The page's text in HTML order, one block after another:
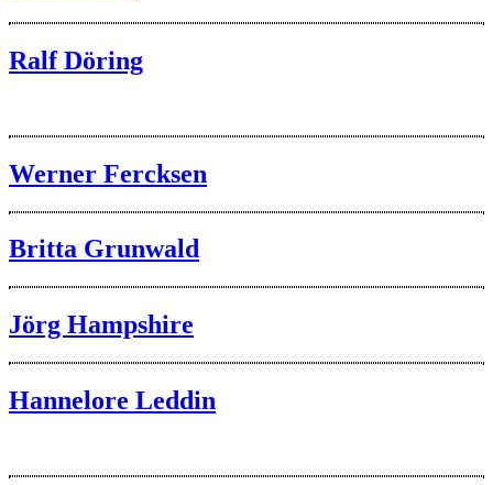
Ralf Döring
Werner Fercksen
Britta Grunwald
Jörg Hampshire
Hannelore Leddin